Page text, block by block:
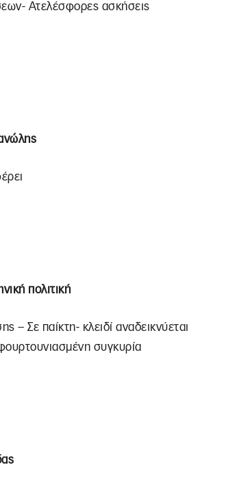
Ατελέσφορες ασκήσεις
πολιτική
– Σε παίκτη- κλειδί αναδεικνύεται
συγκυρία